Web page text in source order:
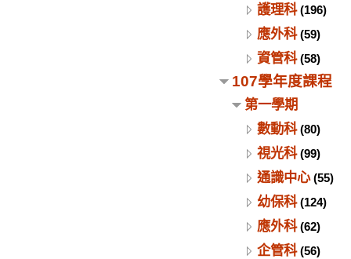
護理科(196)
應外科(59)
資管科(58)
107學年度課程
第一學期
數動科(80)
視光科(99)
通識中心(55)
幼保科(124)
應外科(62)
企管科(56)